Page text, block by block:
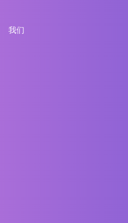
我们